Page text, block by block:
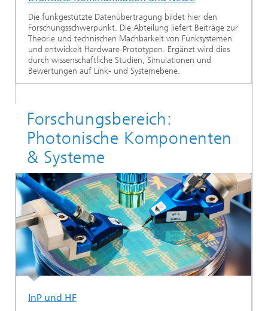
Die funkgestützte Datenübertragung bildet hier den
Forschungsschwerpunkt. Die Abteilung liefert Beiträge zur
Theorie und technischen Machbarkeit von Funksystemen
und entwickelt Hardware-Prototypen. Ergänzt wird dies
durch wissenschaftliche Studien, Simulationen und
Bewertungen auf Link- und Systemebene.
Forschungsbereich:
Photonische Komponenten
& Systeme
InP und HF